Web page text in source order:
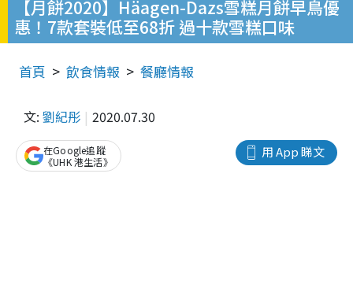
【月餅2020】Häagen-Dazs雪糕月餅早鳥優
惠！7款套裝低至68折 過十款雪糕口味
首頁 飲食情報 餐廳情報
文: 劉紀彤 2020.07.30
用 App 睇文
在Google追蹤
《UHK 港生活》